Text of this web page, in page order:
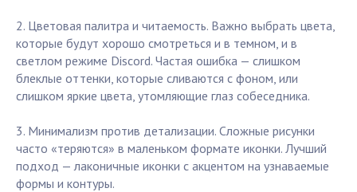
2. Цветовая палитра и читаемость. Важно выбрать цвета,
которые будут хорошо смотреться и в темном, и в
светлом режиме Discord. Частая ошибка — слишком
блеклые оттенки, которые сливаются с фоном, или
слишком яркие цвета, утомляющие глаз собеседника.
3. Минимализм против детализации. Сложные рисунки
часто «теряются» в маленьком формате иконки. Лучший
подход — лаконичные иконки с акцентом на узнаваемые
формы и контуры.